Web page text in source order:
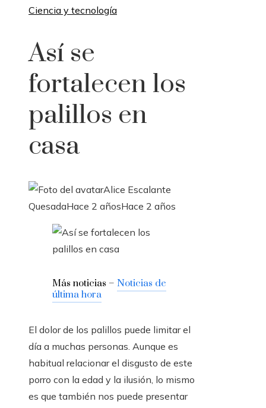
Ciencia y tecnología
Así se
fortalecen los
palillos en
casa
Alice Escalante
QuesadaHace 2 añosHace 2 años
Más noticias – Noticias de
última hora
El dolor de los palillos puede limitar el
día a muchas personas. Aunque es
habitual relacionar el disgusto de este
porro con la edad y la ilusión, lo mismo
es que también nos puede presentar